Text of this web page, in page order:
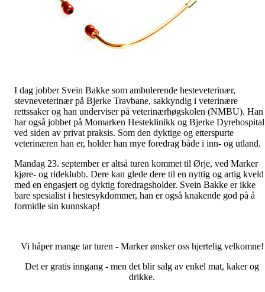
I dag jobber Svein Bakke som ambulerende hesteveterinær,
stevneveterinær på Bjerke Travbane, sakkyndig i veterinære
rettssaker og han underviser på veterinærhøgskolen (NMBU). Han
har også jobbet på Momarken Hesteklinikk og Bjerke Dyrehospital
ved siden av privat praksis. Som den dyktige og etterspurte
veterinæren han er, holder han mye foredrag både i inn- og utland.
Mandag 23. september er altså turen kommet til Ørje, ved Marker
kjøre- og rideklubb. Dere kan glede dere til en nyttig og artig kveld
med en engasjert og dyktig foredragsholder. Svein Bakke er ikke
bare spesialist i hestesykdommer, han er også knakende god på å
formidle sin kunnskap!
Vi håper mange tar turen - Marker ønsker oss hjertelig velkomne!
Det er gratis inngang - men det blir salg av enkel mat, kaker og
drikke.